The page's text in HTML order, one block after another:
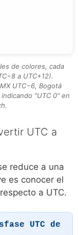
de colores, cada
a UTC+12).
UTC−6, Bogotá
"UTC 0" en
UTC a
reduce a una
es conocer el
a UTC.
UTC de